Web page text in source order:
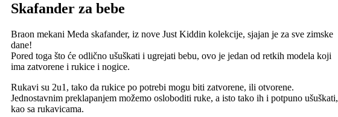
Skafander za bebe
Braon mekani Meda skafander, iz nove Just Kiddin kolekcije, sjajan je za sve zimske
dane!
Pored toga što će odlično ušuškati i ugrejati bebu, ovo je jedan od retkih modela koji
ima zatvorene i rukice i nogice.
Rukavi su 2u1, tako da rukice po potrebi mogu biti zatvorene, ili otvorene.
Jednostavnim preklapanjem možemo osloboditi ruke, a isto tako ih i potpuno ušuškati,
kao sa rukavicama.